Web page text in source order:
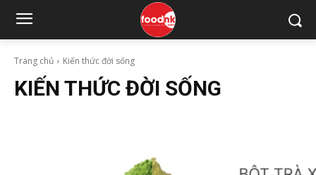
Trang chủ Kiến thức đời sống
KIẾN THỨC ĐỜI SỐNG